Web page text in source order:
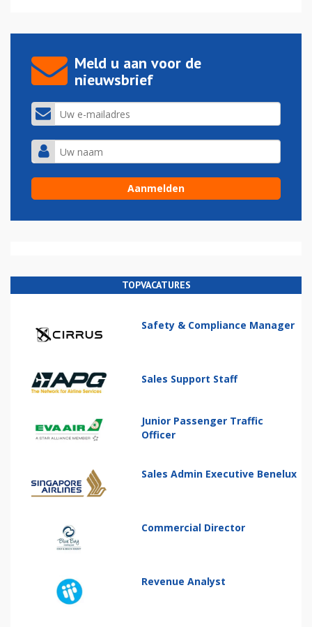
Meld u aan voor de
nieuwsbrief
TOPVACATURES
Safety & Compliance Manager
Sales Support Staff
Junior Passenger Traffic
Officer
Sales Admin Executive Benelux
Commercial Director
Revenue Analyst